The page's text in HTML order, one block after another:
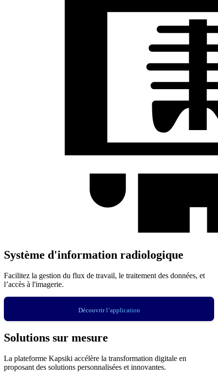
Système d'information radiologique
Facilitez la gestion du flux de travail, le traitement des données, et
l’accès à l'imagerie.
Découvrir l’application
Solutions sur mesure
La plateforme Kapsiki accélère la transformation digitale en
proposant des solutions personnalisées et innovantes.